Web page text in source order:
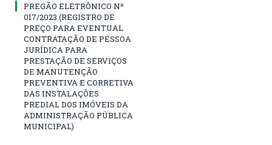
PREGÃO ELETRÔNICO Nº
017/2023 (REGISTRO DE
PREÇO PARA EVENTUAL
CONTRATAÇÃO DE PESSOA
JURÍDICA PARA
PRESTAÇÃO DE SERVIÇOS
DE MANUTENÇÃO
PREVENTIVA E CORRETIVA
DAS INSTALAÇÕES
PREDIAL DOS IMÓVEIS DA
ADMINISTRAÇÃO PÚBLICA
MUNICIPAL)